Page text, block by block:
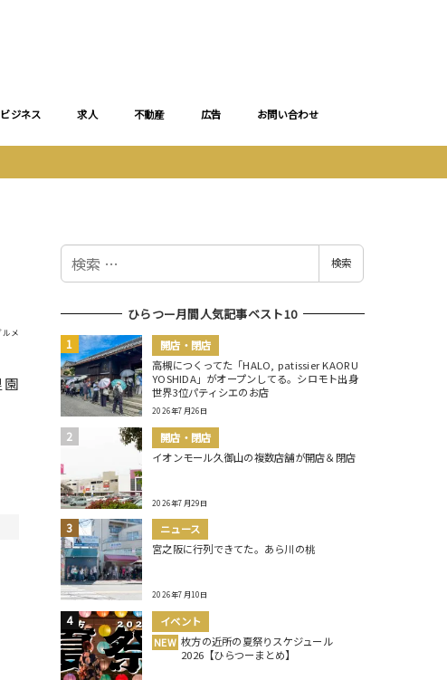
ビジネス 求人 不動産 広告 お問い合わせ
ー
ルメ
園
検
検索
ひらつー月間人気記事ベスト10
開店・閉店
高槻につくってた「HALO, patissier KAORU
YOSHIDA」がオープンしてる。シロモト出身
世界3位パティシエのお店
2026年7月26日
開店・閉店
イオンモール久御山の複数店舗が開店＆閉店
2026年7月29日
ニュース
宮之阪に行列できてた。あら川の桃
2026年7月10日
イベント
NEW 枚方の近所の夏祭りスケジュール
2026【ひらつーまとめ】